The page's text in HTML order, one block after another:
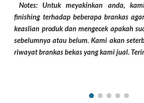
Notes: Untuk meyakinkan anda,
finishing terhadap beberapa brankas aga
keaslian produk dan mengecek apakah
sebelumnya atau belum. Kami akan
riwayatbrankas bekas yang kami jual.